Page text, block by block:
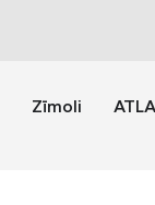
Zīmoli